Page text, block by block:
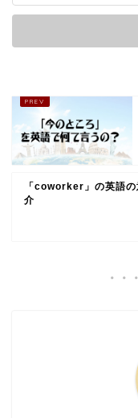
「coworker」の英語
介